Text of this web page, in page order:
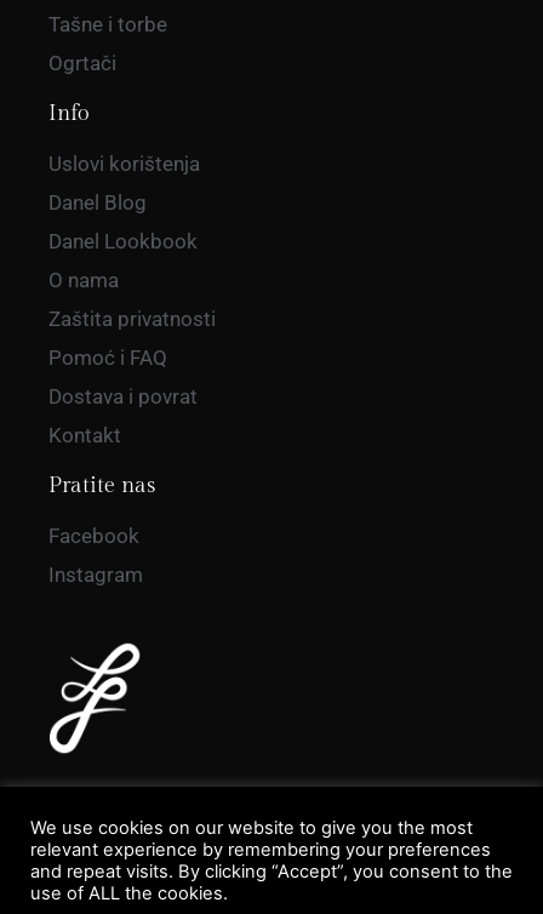
Tašne i torbe
Ogrtači
Info
Uslovi korištenja
Danel Blog
Danel Lookbook
O nama
Zaštita privatnosti
Pomoć i FAQ
Dostava i povrat
Kontakt
Pratite nas
Facebook
Instagram
Danel Fashion Studio - Devloped by
We use cookies on our website to give you the most
relevant experience by remembering your preferences
and repeat visits. By clicking “Accept”, you consent to the
use of ALL the cookies.